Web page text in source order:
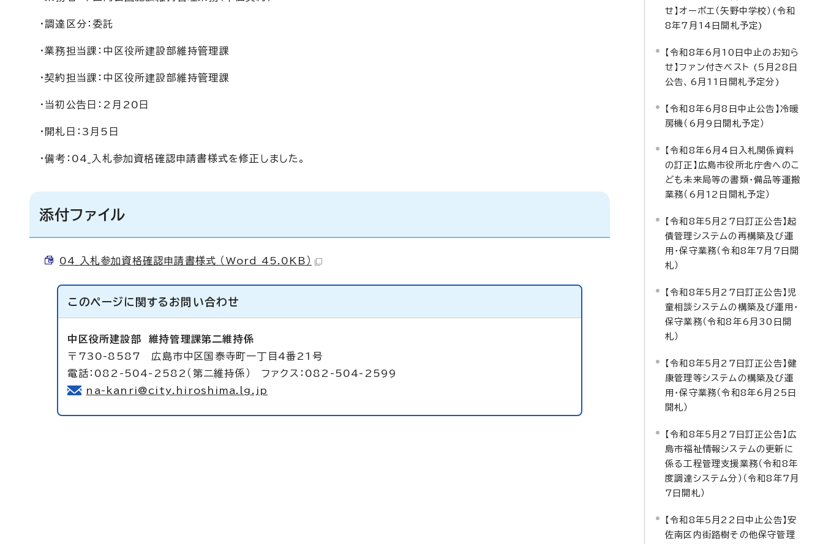
・調達区分：委託
・業務担当課：中区役所建設部維持管理課
・契約担当課：中区役所建設部維持管理課
・当初公告日：2月20日
・開札日：3月5日
・備考：04_入札参加資格確認申請書様式を修正しました。
添付ファイル
04_入札参加資格確認申請書様式 （Word 45.0KB）
このページに関する お問い合わせ
中区役所建設部維持管理課第二維持係
〒730-8587 広島市中区国泰寺町一丁目4番21号
電話：082-504-2582（第二維持係） ファクス：082-504-2599
na-kanri@city.hiroshima.lg.jp
せ】オーボエ（矢野中学校）(令和
8年7月14日開札予定)
【令和8年6月10日中止のお知ら
せ】ファン付きベスト (5月28日
公告、6月11日開札予定分)
【令和8年6月8日中止公告】冷暖
房機（6月9日開札予定）
【令和8年6月4日入札関係資料
の訂正】広島市役所北庁舎へのこ
ども未来局等の書類・備品等運搬
業務（6月12日開札予定）
【令和8年5月27日訂正公告】起
債管理システムの再構築及び運
用・保守業務（令和8年7月7日開
札）
【令和8年5月27日訂正公告】児
童相談システムの構築及び運用・
保守業務（令和8年6月30日開
札）
【令和8年5月27日訂正公告】健
康管理等システムの構築及び運
用・保守業務（令和8年6月25日
開札）
【令和8年5月27日訂正公告】広
島市福祉情報システムの更新に
係る工程管理支援業務（令和8年
度調達システム分）（令和8年7月
7日開札）
【令和8年5月22日中止公告】安
佐南区内街路樹その他保守管理